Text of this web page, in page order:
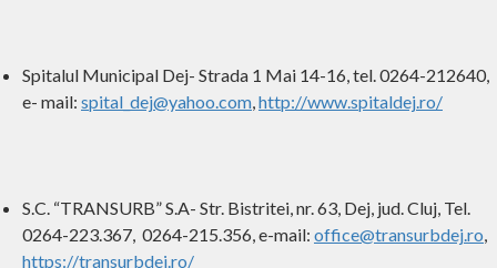
Spitalul Municipal Dej- Strada 1 Mai 14-16, tel. 0264-212640,
e- mail: spital_dej@yahoo.com,http://www.spitaldej.ro/
S.C. “TRANSURB” S.A- Str. Bistritei, nr. 63, Dej, jud. Cluj, Tel.
0264-223.367, 0264-215.356, e-mail: office@transurbdej.ro,
https://transurbdej.ro/